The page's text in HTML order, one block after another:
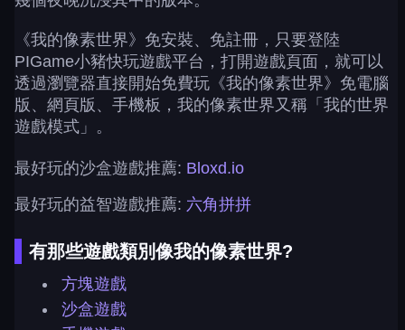
《我的像素世界》免安裝、免註冊，只要登陸
PIGame小豬快玩遊戲平台，打開遊戲頁面，就可以
透過瀏覽器直接開始免費玩《我的像素世界》免電腦
版、網頁版、手機板，我的像素世界又稱「我的世界
遊戲模式」。
最好玩的沙盒遊戲推薦: Bloxd.io
最好玩的益智遊戲推薦: 六角拼拼
有那些遊戲類別像我的像素世界?
方塊遊戲
沙盒遊戲